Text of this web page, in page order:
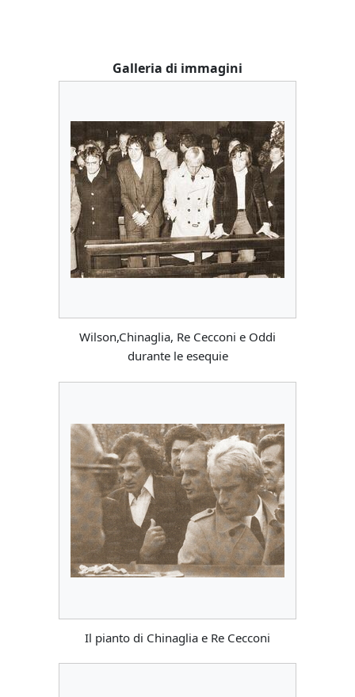
Galleria di immagini
Wilson,Chinaglia, Re Cecconi e Oddi
durante le esequie
Il pianto di Chinaglia e Re Cecconi